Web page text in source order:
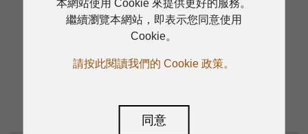
規格
本網站使用 Cookie 來提供更好的服務。
繼續瀏覽本網站，即表示您同意使用
Cookie。
請按此閱讀我們的 Cookie 政策。
同意